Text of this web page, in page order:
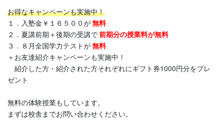
お得なキャンペーンも実施中！
１．入塾金￥１６５００が無料
２．夏講前期＋後期の受講で前期分の授業料が無料
３．８月全国学力テストが無料
＋お友達紹介キャンペーンも実施中！
紹介した方・紹介された方それぞれにギフト券1000円分をプレ
ゼント
無料の体験授業もしています。
まずは校舎までお問い合わせください。